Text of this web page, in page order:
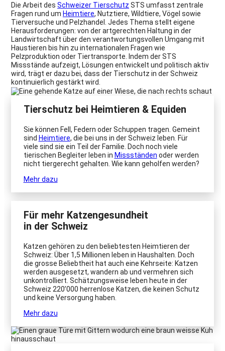
Die Arbeit des Schweizer Tierschutz STS umfasst zentrale
Fragen rund um Heimtiere, Nutztiere, Wildtiere, Vögel sowie
Tierversuche und Pelzhandel. Jedes Thema stellt eigene
Herausforderungen: von der artgerechten Haltung in der
Landwirtschaft über den verantwortungsvollen Umgang mit
Haustieren bis hin zu internationalen Fragen wie
Pelzproduktion oder Tiertransporte. Indem der STS
Missstände aufzeigt, Lösungen entwickelt und politisch aktiv
wird, trägt er dazu bei, dass der Tierschutz in der Schweiz
kontinuierlich gestärkt wird.
Tierschutz bei Heimtieren & Equiden
Sie können Fell, Federn oder Schuppen tragen. Gemeint
sind Heimtiere, die bei uns in der Schweiz leben. Für
viele sind sie ein Teil der Familie. Doch noch viele
tierischen Begleiter leben in Missständen oder werden
nicht tiergerecht gehalten. Wie kann geholfen werden?
Mehr dazu
Für mehr Katzengesundheit
in der Schweiz
Katzen gehören zu den beliebtesten Heimtieren der
Schweiz: Über 1,5 Millionen leben in Haushalten. Doch
die grosse Beliebtheit hat auch eine Kehrseite: Katzen
werden ausgesetzt, wandern ab und vermehren sich
unkontrolliert. Schätzungsweise leben heute in der
Schweiz 220’000 herrenlose Katzen, die keinen Schutz
und keine Versorgung haben.
Mehr dazu